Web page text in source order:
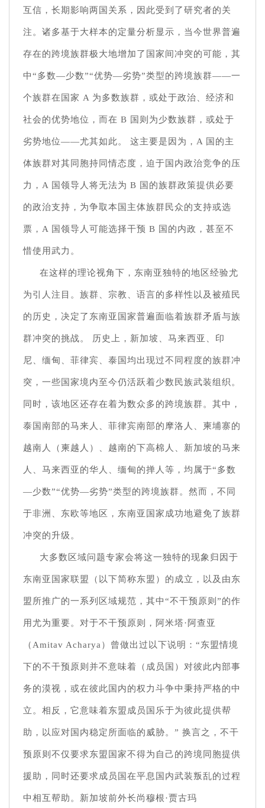
互信，长期影响两国关系，因此受到了研究者的关
注。诸多基于大样本的定量分析显示，当今世界普遍
存在的跨境族群极大地增加了国家间冲突的可能，其
中“多数—少数”“优势—劣势”类型的跨境族群——一
个族群在国家 A 为多数族群，或处于政治、经济和
社会的优势地位，而在 B 国则为少数族群，或处于
劣势地位——尤其如此。 这主要是因为，A 国的主
体族群对其同胞持同情态度，迫于国内政治竞争的压
力，A 国领导人将无法为 B 国的族群政策提供必要
的政治支持，为争取本国主体族群民众的支持或选
票，A 国领导人可能选择干预 B 国的内政，甚至不
惜使用武力。
在这样的理论视角下，东南亚独特的地区经验尤
为引人注目。族群、宗教、语言的多样性以及被殖民
的历史，决定了东南亚国家普遍面临着族群矛盾与族
群冲突的挑战。 历史上，新加坡、马来西亚、印
尼、缅甸、菲律宾、泰国均出现过不同程度的族群冲
突，一些国家境内至今仍活跃着少数民族武装组织。
同时，该地区还存在着为数众多的跨境族群。其中，
泰国南部的马来人、菲律宾南部的摩洛人、柬埔寨的
越南人（柬越人）、越南的下高棉人、新加坡的马来
人、马来西亚的华人、缅甸的掸人等，均属于“多数
—少数”“优势—劣势”类型的跨境族群。然而，不同
于非洲、东欧等地区，东南亚国家成功地避免了族群
冲突的升级。
大多数区域问题专家会将这一独特的现象归因于
东南亚国家联盟（以下简称东盟）的成立，以及由东
盟所推广的一系列区域规范，其中“不干预原则”的作
用尤为重要。对于不干预原则，阿米塔·阿查亚
（Amitav Acharya）曾做出过以下说明：“东盟情境
下的不干预原则并不意味着（成员国）对彼此内部事
务的漠视，或在彼此国内的权力斗争中秉持严格的中
立。相反，它意味着东盟成员国乐于为彼此提供帮
助，以应对国内稳定所面临的威胁。” 换言之，不干
预原则不仅要求东盟国家不得为自己的跨境同胞提供
援助，同时还要求成员国在平息国内武装叛乱的过程
中相互帮助。新加坡前外长尚穆根·贾古玛